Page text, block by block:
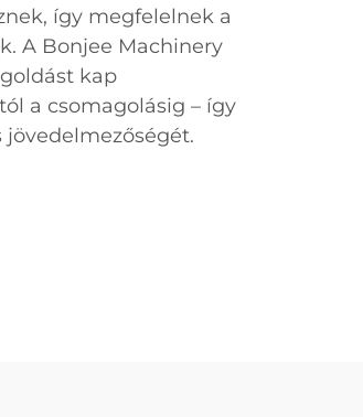
így megfelelnek a
A Bonjee Machinery
kap
a csomagolásig – így